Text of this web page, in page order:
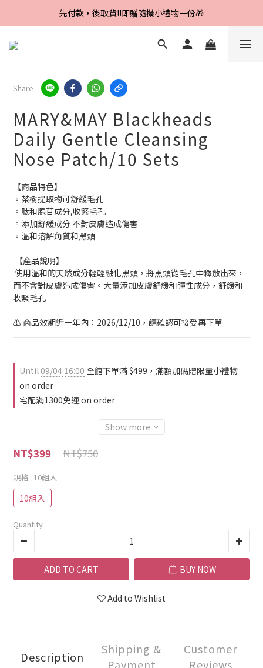
Line好友招募中，首購、回購皆贈100元
Line好友招募中，首購、回購皆贈100元
先付款，後取貨‼️即贈隨機小禮物一份🎁
Share
MARY&MAY Blackheads
Daily Gentle Cleansing
Nose Patch/10 Sets
【商品特色】
。茶樹提取物可舒緩毛孔
。肽和腺苷成分,收緊毛孔
。添加舒緩成分 不對皮膚造成傷害
。溫和溶解角質和黑頭
【產品說明】
而不會對皮膚造成傷害。大量添加皮膚舒緩和彈性成分，舒緩和
收緊毛孔
⚠️ 商品效期近一年內：2026/12/10，請確認可接受再下單
Until09/04 16:00 全館下單滿 $499，滿額加碼贈限量小禮物
on order
宅配滿1300免運 on order
Show more
NT$750
NT$399
規格 : 10組入
10組入
Quantity
ADD TO CART BUY NOW
Add to Wishlist
Description
Shipping &
Payment
Customer
Reviews